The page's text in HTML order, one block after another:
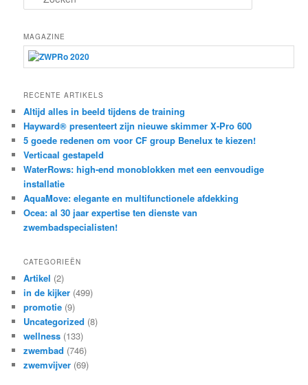
o
k
e
n
MAGAZINE
RECENTE ARTIKELS
Altijd alles in beeld tijdens de training
Hayward® presenteert zijn nieuwe skimmer X-Pro 600
5 goede redenen om voor CF group Benelux te kiezen!
Verticaal gestapeld
WaterRows: high-end monoblokken met een eenvoudige
installatie
AquaMove: elegante en multifunctionele afdekking
Ocea: al 30 jaar expertise ten dienste van
zwembadspecialisten!
CATEGORIEËN
Artikel (2)
in de kijker (499)
promotie (9)
Uncategorized (8)
wellness (133)
zwembad (746)
zwemvijver (69)